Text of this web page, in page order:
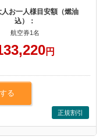
人お一人様目安額（燃油
込）：
航空券1名
円
る
正規割引